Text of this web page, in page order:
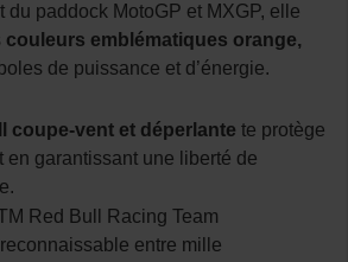
du paddock MotoGP et MXGP, elle
couleurs emblématiques orange,
de puissance et d’énergie.
coupe-vent et déperlante te protège
en garantissant une liberté de
Red Bull Racing Team
entre mille